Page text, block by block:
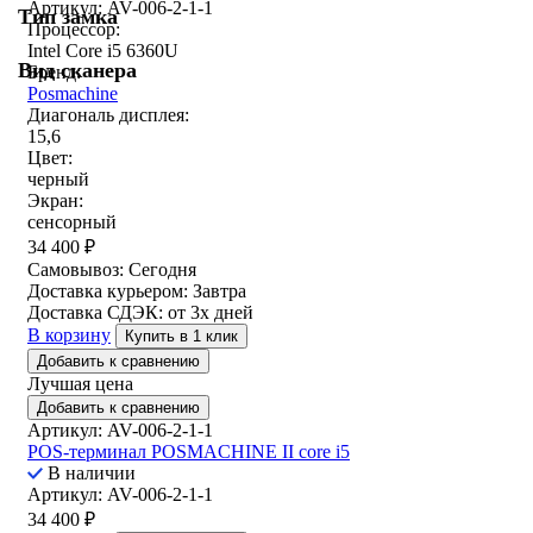
Тип замка
Вид сканера
Артикул: AV-006-2-1-1
Процессор:
Intel Core i5 6360U
Бренд:
Posmachine
Диагональ дисплея:
15,6
Цвет:
черный
Экран:
сенсорный
34 400 ₽
Самовывоз: Сегодня
Доставка курьером: Завтра
Доставка СДЭК: от 3х дней
В корзину
Купить в 1 клик
Добавить к сравнению
Лучшая цена
Добавить к сравнению
Артикул: AV-006-2-1-1
POS-терминал POSMACHINE II core i5
В наличии
Артикул: AV-006-2-1-1
34 400 ₽